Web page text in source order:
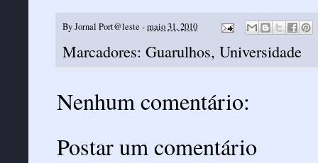
ByJornal Port@leste -maio 31, 2010
Marcadores: Guarulhos, Universidade
Nenhum comentário:
Postar um comentário